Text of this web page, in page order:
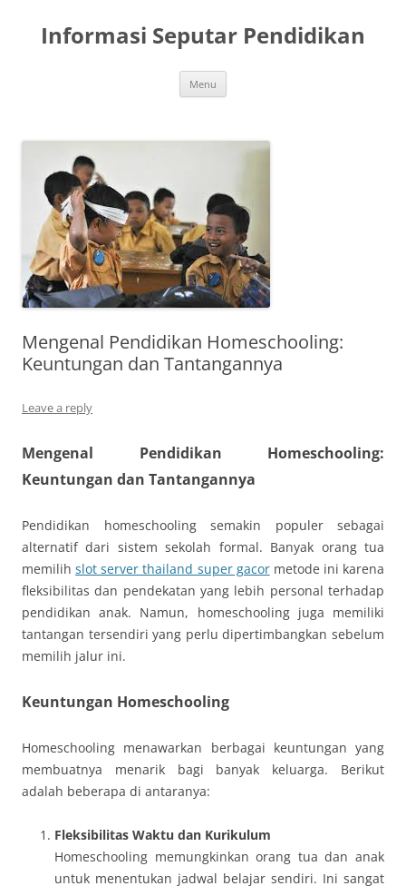
content
Informasi Seputar Pendidikan
Menu
Mengenal Pendidikan Homeschooling:
Keuntungan dan Tantangannya
Leave a reply
Mengenal Pendidikan Homeschooling:
Keuntungan dan Tantangannya
Pendidikan homeschooling semakin populer sebagai
alternatif dari sistem sekolah formal. Banyak orang tua
memilihslot server thailand super gacormetode ini karena
fleksibilitas dan pendekatan yang lebih personal terhadap
pendidikan anak. Namun, homeschooling juga memiliki
tantangan tersendiri yang perlu dipertimbangkan sebelum
memilih jalur ini.
Keuntungan Homeschooling
Homeschooling menawarkan berbagai keuntungan yang
membuatnya menarik bagi banyak keluarga. Berikut
adalah beberapa di antaranya:
Fleksibilitas Waktu dan Kurikulum
Homeschooling memungkinkan orang tua dan anak
untuk menentukan jadwal belajar sendiri. Ini sangat